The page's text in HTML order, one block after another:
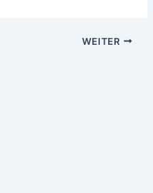
WEITER